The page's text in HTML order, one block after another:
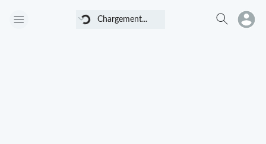
Chargement... Chargement...